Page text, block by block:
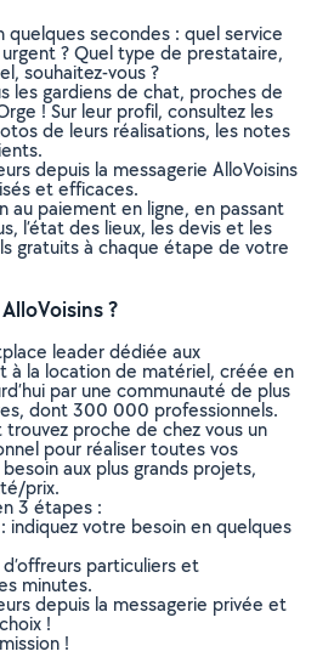
quelques secondes : quel service
? Quel type de prestataire,
souhaitez-vous ?
les gardiens de chat, proches de
! Sur leur profil, consultez les
de leurs réalisations, les notes
depuis la messagerie AlloVoisins
et efficaces.
paiement en ligne, en passant
l’état des lieux, les devis et les
gratuits à chaque étape de votre
?
leader dédiée aux
à la location de matériel, créée en
par une communauté de plus
dont 300 000 professionnels.
proche de chez vous un
pour réaliser toutes vos
aux plus grands projets,
prix.
3 étapes :
indiquez votre besoin en quelques
particuliers et
minutes.
depuis la messagerie privée et
!
!